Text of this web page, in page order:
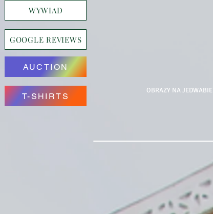
WYWIAD
GOOGLE REVIEWS
AUCTION
T-SHIRTS
OBRAZY NA JEDWABIE